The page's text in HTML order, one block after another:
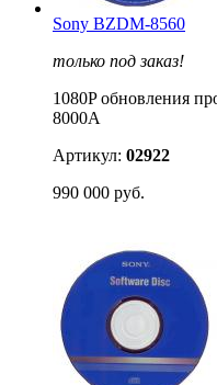
Sony BZDM-8560
только под заказ!
1080P обновления
8000A
Артикул: 02922
990 000 руб.